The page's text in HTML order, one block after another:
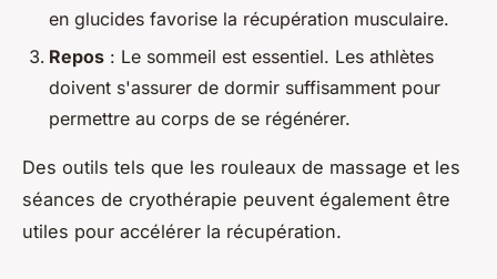
en glucides favorise la récupération musculaire.
Repos : Le sommeil est essentiel. Les athlètes
doivent s'assurer de dormir suffisamment pour
permettre au corps de se régénérer.
Des outils tels que les rouleaux de massage et les
séances de cryothérapie peuvent également être
utiles pour accélérer la récupération.